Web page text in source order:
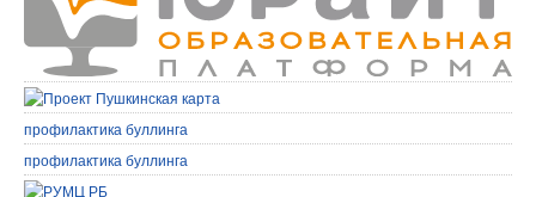
профилактика буллинга
профилактика буллинга